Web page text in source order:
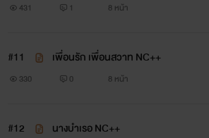
431 1 8 หน้า
#11 เพื่อนรัก เพื่อนสวาท NC++
330 0 8 หน้า
#12 นางบำเรอ NC++